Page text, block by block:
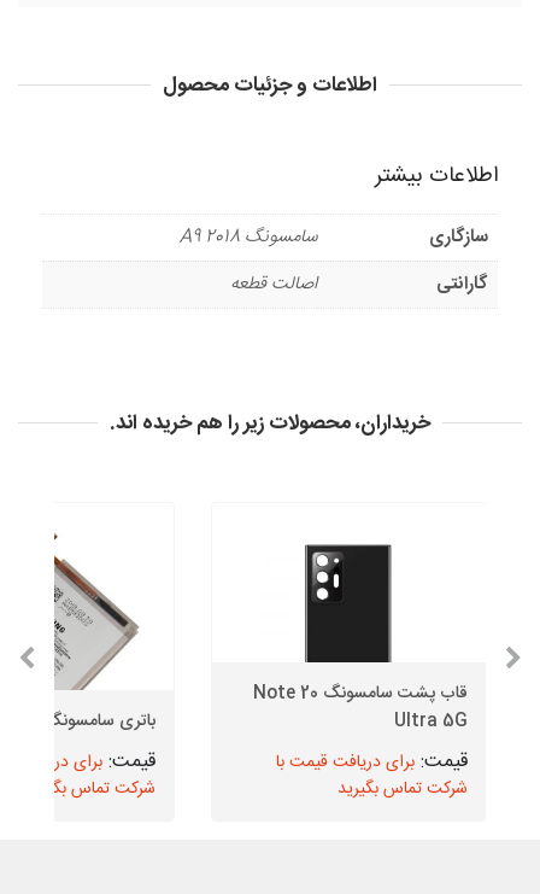
اطلاعات و جزئیات محصول
اطلاعات بیشتر
سازگاری
سامسونگ A9 2018
گارانتی
اصالت قطعه
خریداران، محصولات زیر را هم خریده اند.
قاب پشت سامسونگ Note 20
Ultra 5G
برای دریافت قیمت با
شرکت تماس بگیرید
باتری سامسونگ M31 Prime
برای دریافت
شرکت تماس بگیرید